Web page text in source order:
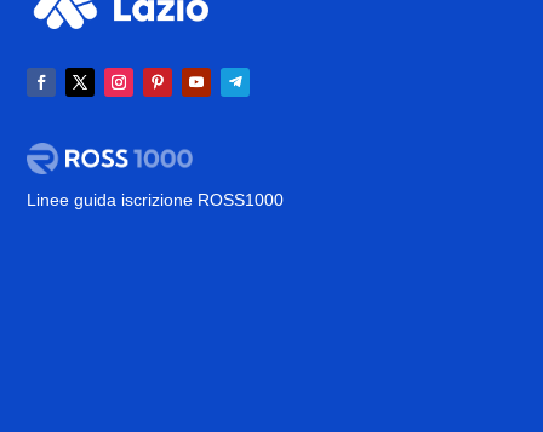
Linee guida iscrizione ROSS1000